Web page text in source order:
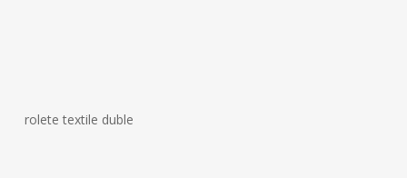
rolete textile duble